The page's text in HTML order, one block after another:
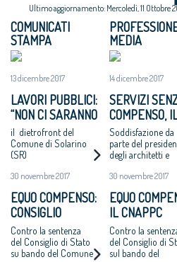
Ultimo aggiornamento: Mercoledì, 11 Ottobre
COMUNICATI
STAMPA
13 dicembre 2017
LAVORI PUBBLICI:
“NON CI SARANNO
ALTRI ‘CASI
CATANZARO’ - MAI
PIÙ INCARICHI DI
PROGETTAZIONE
AD UN EURO”
il dietrofront del
Comune di Solarino
(SR)
30 novembre 2017
EQUO COMPENSO:
CONSIGLIO
NAZIONALE
ARCHITETTI
RICORRE ALLA
Contro la sentenza
del Consiglio di Stato
su bando del Comune
MEDIA
14 dicembre 2017
SERVIZI
COMPENSO,
COMUNE DI
SOLARINO
I BANDI DI
A UN EURO
Soddisfazione da
parte del
degli architetti e
bando di
all'aggiudicazione
30 novembre 2017
EQUO
IL CNAPPC
RICORRE
CORTE
DEI DIRITTI
Contro la
del Consiglio di
sul bando del